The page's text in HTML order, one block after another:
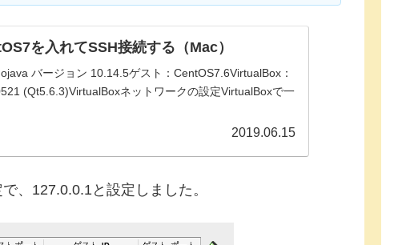
を入れてSSH接続する（Mac）
バージョン 10.14.5ゲスト：CentOS7.6VirtualBox：
(Qt5.6.3)VirtualBoxネットワークの設定VirtualBoxで一
2019.06.15
、127.0.0.1と設定しました。